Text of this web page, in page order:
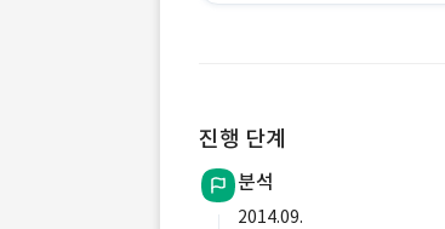
진행 단계
분석
2014.09.